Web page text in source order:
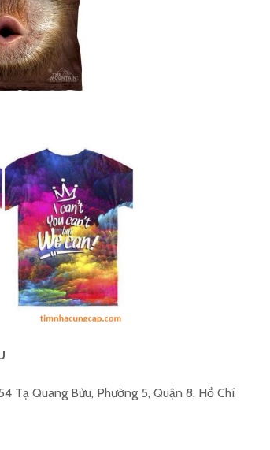
Tạ Quang Bửu, Phường 5, Quận 8, Hồ Chí